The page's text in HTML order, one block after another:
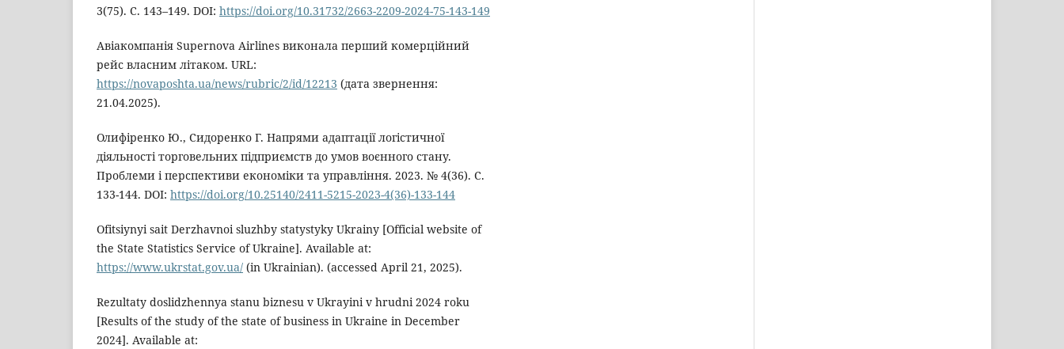
3(75). С. 143–149. DOI: https://doi.org/10.31732/2663-2209-2024-75-143-149
Авіакомпанія Supernova Airlines виконала перший комерційний
рейс власним літаком. URL:
https://novaposhta.ua/news/rubric/2/id/12213 (дата звернення:
21.04.2025).
Олифіренко Ю., Сидоренко Г. Напрями адаптації логістичної
діяльності торговельних підприємств до умов воєнного стану.
Проблеми і перспективи економіки та управління. 2023. № 4(36). С.
133-144. DOI: https://doi.org/10.25140/2411-5215-2023-4(36)-133-144
Ofitsiynyi sait Derzhavnoi sluzhby statystyky Ukrainy [Official website of
the State Statistics Service of Ukraine]. Available at:
https://www.ukrstat.gov.ua/ (in Ukrainian). (accessed April 21, 2025).
Rezultaty doslidzhennya stanu biznesu v Ukrayini v hrudni 2024 roku
[Results of the study of the state of business in Ukraine in December
2024]. Available at: